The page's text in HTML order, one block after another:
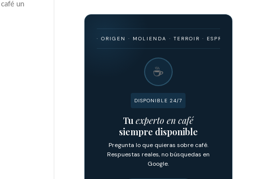
un
· MÉTODO · BARISMO · ORIGEN · MOLIENDA · TERROIR · ESPRESSO · FILTRADO
☕
DISPONIBLE 24/7
Tuexperto en café
siempre disponible
Pregunta lo que quieras sobre café.
Respuestas reales, no búsquedas en
Google.